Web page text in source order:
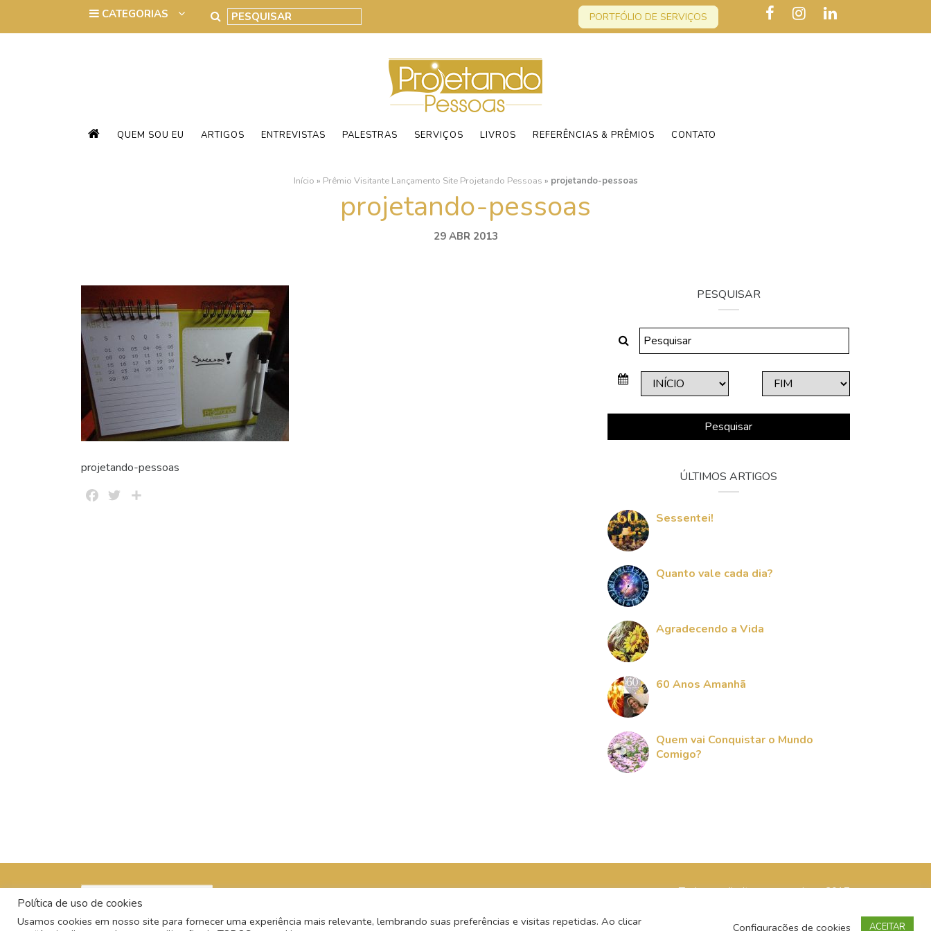
PORTFÓLIO DE SERVIÇOS
QUEM SOU EU ARTIGOS ENTREVISTAS PALESTRAS SERVIÇOS LIVROS REFERÊNCIAS & PRÊMIOS CONTATO
Início » Prêmio Visitante Lançamento Site Projetando Pessoas » projetando-pessoas
projetando-pessoas
29 ABR 2013
projetando-pessoas
FacebookTwitter
PESQUISAR
Pesquisar
ÚLTIMOS ARTIGOS
Sessentei!
Quanto vale cada dia?
Agradecendo a Vida
60 Anos Amanhã
Quem vai Conquistar o Mundo
Comigo?
Todos os direitos reservados - 2017
Política de uso de cookies
Usamos cookies em nosso site para fornecer uma experiência mais relevante, lembrando suas preferências e visitas repetidas. Ao clicar
Configurações de cookies ACEITAR